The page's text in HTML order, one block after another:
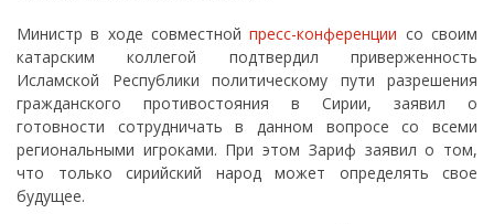
Министр в ходе совместнойпресс-конференции со своим
катарским коллегой подтвердил приверженность
Исламской Республики политическому пути разрешения
гражданского противостояния в Сирии, заявил о
готовности сотрудничать в данном вопросе со всеми
региональными игроками. При этом Зариф заявил о том,
что только сирийский народ может определять свое
будущее.